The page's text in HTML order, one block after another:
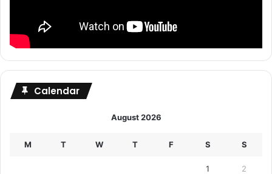
Calendar
August 2026
M T W T F S S
1 2